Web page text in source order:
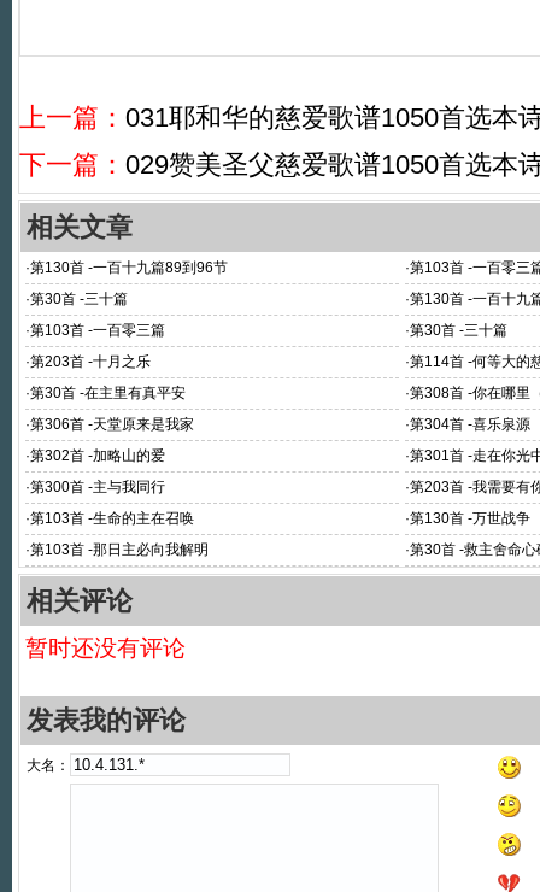
上一篇： 031耶和华的慈爱歌谱1050首选本
下一篇： 029赞美圣父慈爱歌谱1050首选本
相关文章
·第130首 -一百十九篇89到96节 ·第103首 -一百零三
·第30首 -三十篇 ·第130首 -一百十九
·第103首 -一百零三篇 ·第30首 -三十篇
·第203首 -十月之乐 ·第114首 -何等大的
·第30首 -在主里有真平安 ·第308首 -你在哪里
·第306首 -天堂原来是我家 ·第304首 -喜乐泉源
·第302首 -加略山的爱 ·第301首 -走在你光
·第300首 -主与我同行 ·第203首 -我需要有
·第103首 -生命的主在召唤 ·第130首 -万世战争
·第103首 -那日主必向我解明 ·第30首 -救主舍命心
相关评论
暂时还没有评论
发表我的评论
大名：